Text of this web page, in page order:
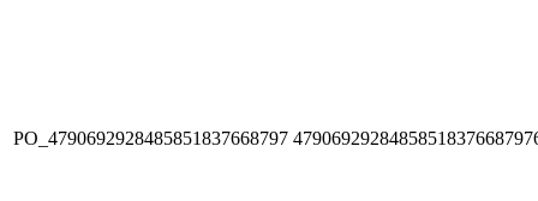
PO_4790692928485851837668797